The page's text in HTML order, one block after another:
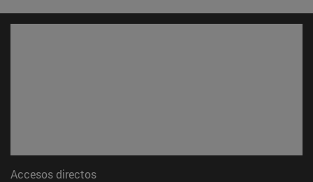
Accesos directos